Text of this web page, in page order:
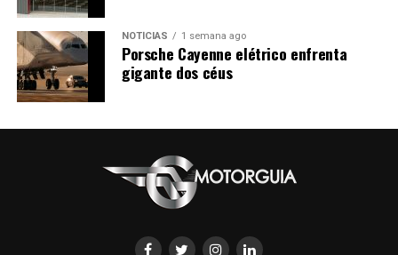
NOTÍCIAS 1 semana ago
Porsche Cayenne elétrico enfrenta
gigante dos céus